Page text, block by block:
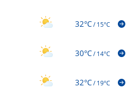
32°C/15°C
30°C/14°C
32°C/19°C